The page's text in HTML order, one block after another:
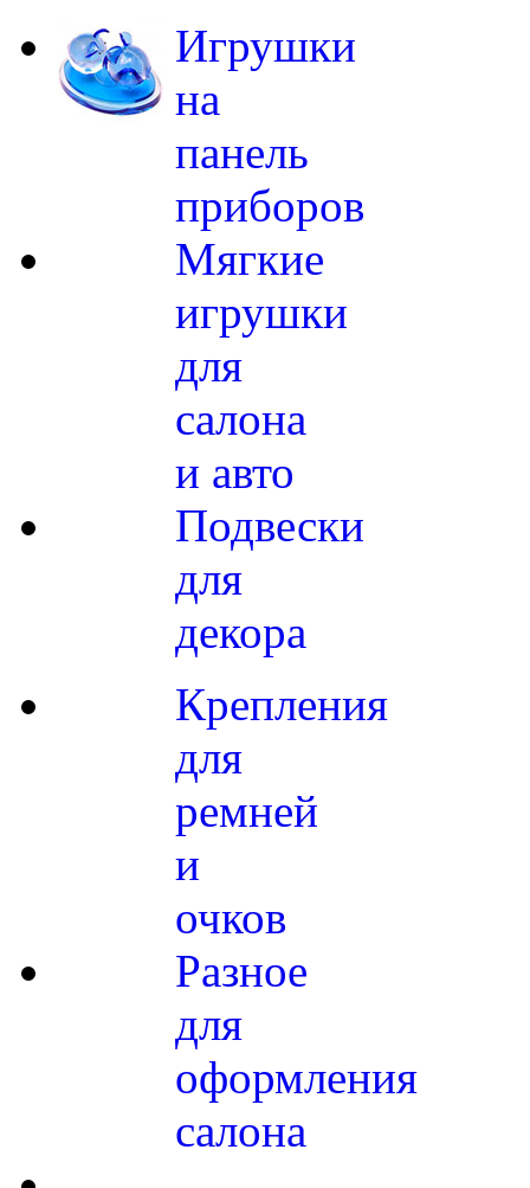
Игрушки
на
панель
приборов
Мягкие
игрушки
для
салона
и авто
Подвески
для
декора
Крепления
для
ремней
и
очков
Разное
для
оформления
салона